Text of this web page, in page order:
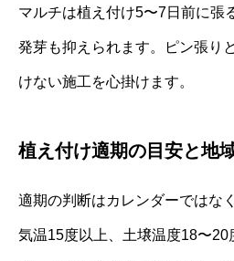
マルチは植え付け5〜7日前に張
発芽も抑えられます。ピン張り
けない施工を心掛けます。
植え付け適期の目安と地
適期の判断はカレンダーではな
気温15度以上、土壌温度18〜